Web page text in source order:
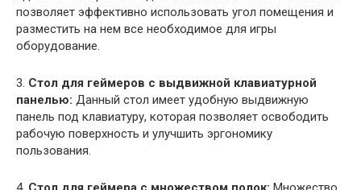
позволяет эффективно использовать угол помещения и
разместить на нем все необходимое для игры
оборудование.
3. Стол для геймеров с выдвижной клавиатурной
панелью: Данный стол имеет удобную выдвижную
панель под клавиатуру, которая позволяет освободить
рабочую поверхность и улучшить эргономику
пользования.